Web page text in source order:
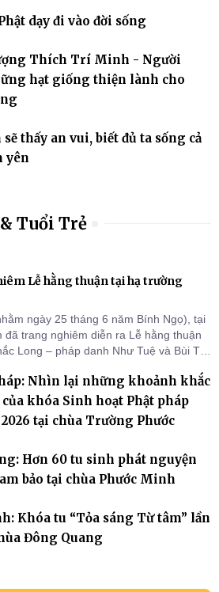
dạy đi vào đời sống
Thích Trí Minh - Người
hạt giống thiện lành cho
thấy an vui, biết đủ ta sống cả
yên
Tuổi Trẻ
Lễ hằng thuận tại hạ trường
ngày 25 tháng 6 năm Bính Ngọ), tại
đã trang nghiêm diễn ra Lễ hằng thuận
Long – pháp danh Như Tuệ và Bùi Thị
Nhìn lại những khoảnh khắc
khóa Sinh hoạt Phật pháp
tại chùa Trường Phước
Hơn 60 tu sinh phát nguyện
bảo tại chùa Phước Minh
Khóa tu “Tỏa sáng Từ tâm” lần
Đông Quang